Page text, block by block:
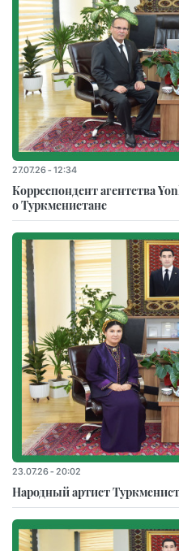
27.07.26 - 12:34
Корреспондент агентства
о Туркменистане
23.07.26 - 20:02
Народный артист